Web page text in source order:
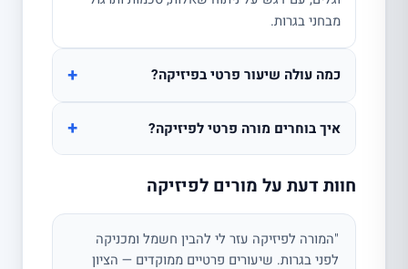
מבחני בגרות.
כמה עולה שיעור פרטי בפיזיקה? +
איך בוחרים מורה פרטי לפיזיקה? +
חוות דעת על מורים לפיזיקה
"המורה לפיזיקה עזר לי להבין חשמל ומכניקה
לפני בגרות. שיעורים פרטיים ממוקדים — הציון